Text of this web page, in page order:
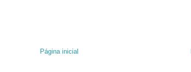
Página inicial